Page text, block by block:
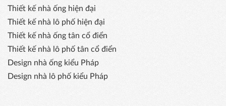
Thiết kế nhà ống hiện đại
Thiết kế nhà lô phố hiện đại
Thiết kế nhà ống tân cổ điển
Thiết kế nhà lô phố tân cổ điển
Design nhà ống kiểu Pháp
Design nhà lô phố kiểu Pháp